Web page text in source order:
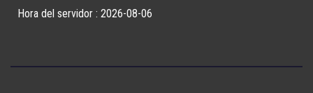
Hora del servidor : 2026-08-06